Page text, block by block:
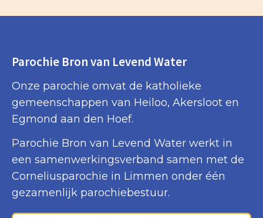
Parochie Bron van Levend Water
Onze parochie omvat de katholieke
gemeenschappen van Heiloo, Akersloot en
Egmond aan den Hoef.
Parochie Bron van Levend Water werkt in
een samenwerkingsverband samen met de
Corneliusparochie in Limmen onder één
gezamenlijk parochiebestuur.